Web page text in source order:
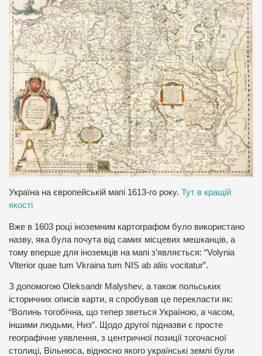
Україна на європейській мапі 1613-го року. Тут в кращій
якості
Вже в 1603 році іноземним картографом було використано
назву, яка була почута від самих місцевих мешканців, а
тому вперше для іноземців на мапі з’являється: “Volynia
Vlterior quae tum Vkraina tum NIS ab aliis vocitatur”.
З допомогою Oleksandr Malyshev, а також польських
історичних описів карти, я спробував це перекласти як:
“Волинь тогобічна, що тепер зветься Україною, а часом,
іншими людьми, Низ”. Щодо другої підназви є просте
географічне уявлення, з центричної позиції тогочасної
столиці, Вільнюса, відносно якого українські землі були